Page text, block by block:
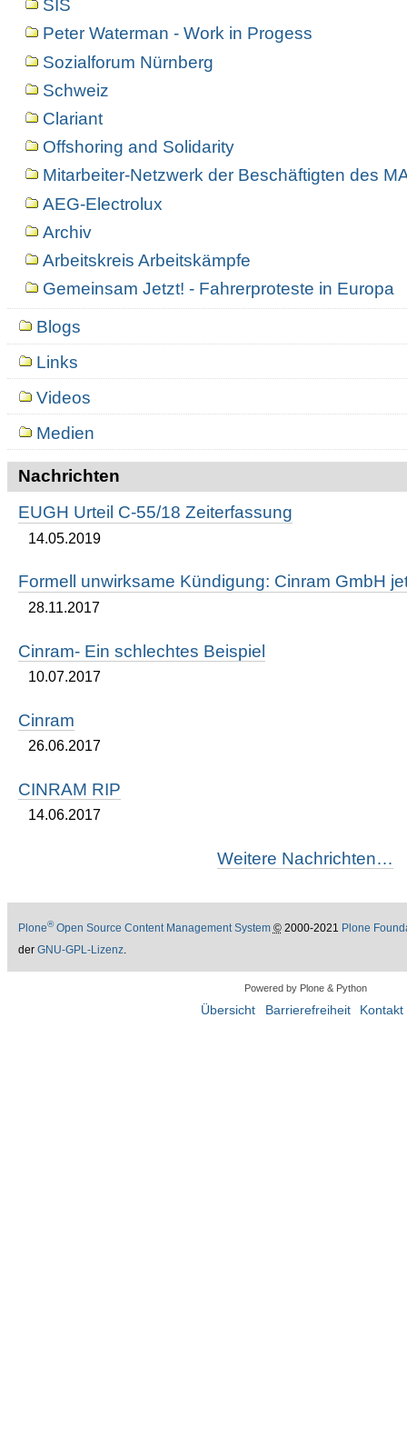
SIS
Peter Waterman - Work in Progess
Sozialforum Nürnberg
Schweiz
Clariant
Offshoring and Solidarity
Mitarbeiter-Netzwerk der Beschäftigten des
AEG-Electrolux
Archiv
Arbeitskreis Arbeitskämpfe
Gemeinsam Jetzt! - Fahrerproteste in Europa
Blogs
Links
Videos
Medien
Nachrichten
EUGH Urteil C-55/18 Zeiterfassung
14.05.2019
Formell unwirksame Kündigung: Cinram GmbH
28.11.2017
Cinram- Ein schlechtes Beispiel
10.07.2017
Cinram
26.06.2017
CINRAM RIP
14.06.2017
Weitere Nachrichten…
Plone®Open Source Content Management System ©2000-2021 Plone
der GNU-GPL-Lizenz.
Powered by Plone & Python
Übersicht Barrierefreiheit Kontakt